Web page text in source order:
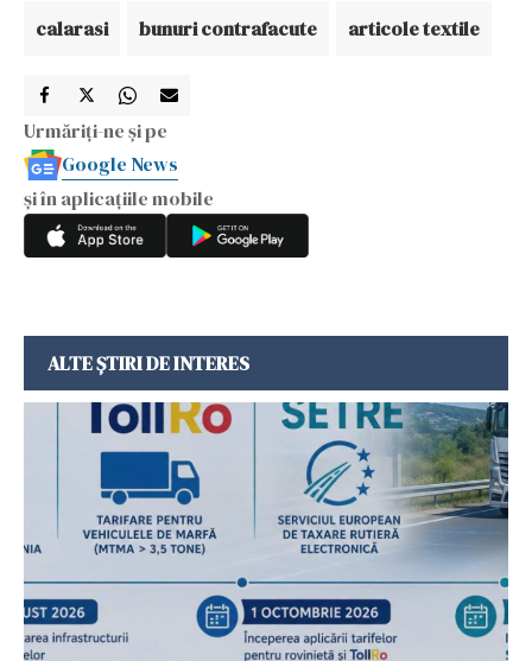
calarasi bunuri contrafacute articole textile
Urmăriți-ne și pe
Google News
și în aplicațiile mobile
ALTE ȘTIRI DE INTERES